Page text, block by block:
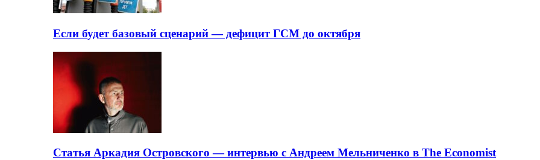
Если будет базовый сценарий — дефицит ГСМ до октября
Статья Аркадия Островского — интервью с Андреем Мельниченко в The Economist